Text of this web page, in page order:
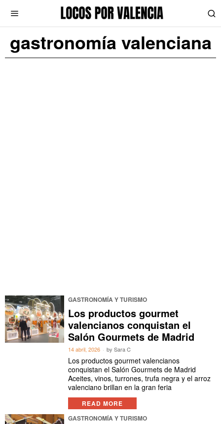
gastronomía valenciana
GASTRONOMÍA Y TURISMO
Los productos gourmet
valencianos conquistan el
Salón Gourmets de Madrid
14 abril, 2026 bySara C
Los productos gourmet valencianos
conquistan el Salón Gourmets de Madrid
Aceites, vinos, turrones, trufa negra y el arroz
valenciano brillan en la gran feria
READ MORE
GASTRONOMÍA Y TURISMO